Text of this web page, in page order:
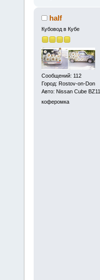
half
Кубовод в Кубе
Сообщений: 112
Город: Rostov-on-Don
Авто: Nissan Cube BZ11
коферомка